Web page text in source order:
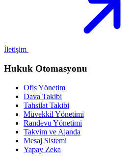
İletişim
Hukuk Otomasyonu
Ofis Yönetim
Dava Takibi
Tahsilat Takibi
Müvekkil Yönetimi
Randevu Yönetimi
Takvim ve Ajanda
Mesaj Sistemi
Yapay Zeka